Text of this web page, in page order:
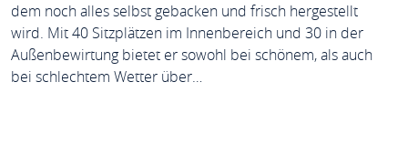
dem noch alles selbst gebacken und frisch hergestellt
wird. Mit 40 Sitzplätzen im Innenbereich und 30 in der
Außenbewirtung bietet er sowohl bei schönem, als auch
bei schlechtem Wetter über…